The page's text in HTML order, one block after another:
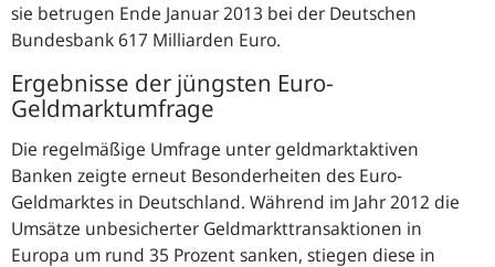
sie betrugen Ende Januar 2013 bei der Deutschen
Bundesbank 617 Milliarden Euro.
Ergebnisse der jüngsten Euro-
Geldmarktumfrage
Die regelmäßige Umfrage unter geldmarktaktiven
Banken zeigte erneut Besonderheiten des Euro-
Geldmarktes in Deutschland. Während im Jahr 2012 die
Umsätze unbesicherter Geldmarkttransaktionen in
Europa um rund 35 Prozent sanken, stiegen diese in